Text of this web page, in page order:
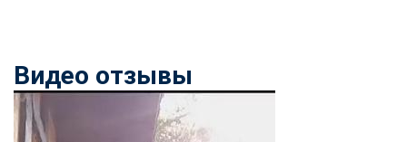
Видео отзывы